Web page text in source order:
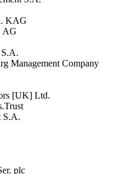
KAG
AG
Management Company
[UK] Ltd.
S.A.
plc